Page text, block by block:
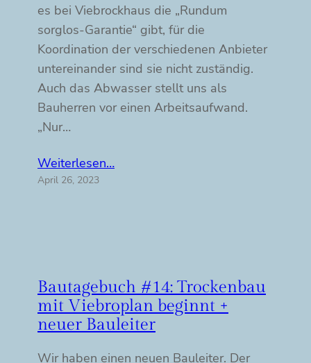
es bei Viebrockhaus die „Rundum
sorglos-Garantie“ gibt, für die
Koordination der verschiedenen Anbieter
untereinander sind sie nicht zuständig.
Auch das Abwasser stellt uns als
Bauherren vor einen Arbeitsaufwand.
„Nur…
Weiterlesen…
April 26, 2023
Bautagebuch #14: Trockenbau
mit Viebroplan beginnt +
neuer Bauleiter
Wir haben einen neuen Bauleiter. Der